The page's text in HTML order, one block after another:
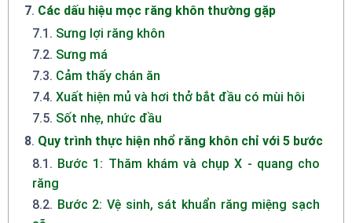
7. Các dấu hiệu mọc răng khôn thường gặp
7.1 . Sưng lợi răng khôn
7.2. Sưng má
7.3. Cảm thấy chán ăn
7.4. Xuất hiện mủ và hơi thở bắt đầu có mùi hôi
7.5. Sốt nhẹ, nhức đầu
8. Quy trình thực hiện nhổ răng khôn chỉ với 5 bước
8.1 . Bước 1: Thăm khám và chụp X - quang cho
răng
8.2. Bước 2: Vệ sinh, sát khuẩn răng miệng sạch